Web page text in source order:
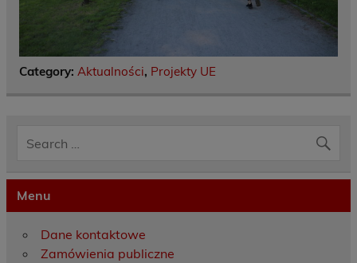
Category: Aktualności, Projekty UE
Menu
Dane kontaktowe
Zamówienia publiczne